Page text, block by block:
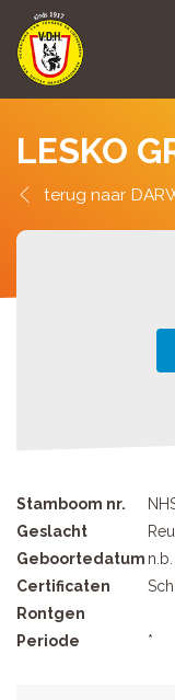
LESKO
Stamboom nr.
Geslacht
Reu
Geboortedatum n.b.
Certificaten
Rontgen
Periode
*